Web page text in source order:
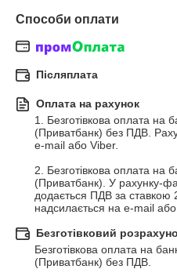
Способи оплати
Післяплата
Оплата на рахунок
1. Безготівкова оплата на
(Приватбанк) без ПДВ.
e-mail або Viber.
2. Безготівкова оплата на
(Приватбанк). У рахунку-
додається ПДВ за ставкою
надсилається на e-mail
Безготівковий
Безготівкова оплата на
(Приватбанк) без ПДВ.